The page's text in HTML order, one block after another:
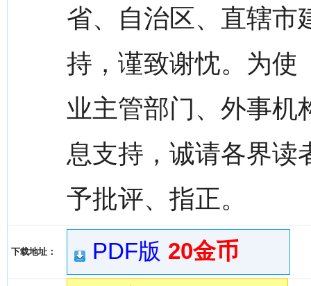
省、自治区、直辖市
持，谨致谢忱。为使
业主管部门、外事机
息支持，诚请各界读
予批评、指正。
下载地址： PDF版 20金币